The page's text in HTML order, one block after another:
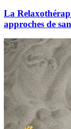
La
approches de